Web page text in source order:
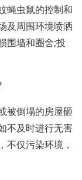
蝇虫鼠的控制和
及周围环境喷洒
围墙和圈舍;投
被倒塌的房屋砸
不及时进行无害
不仅污染环境，